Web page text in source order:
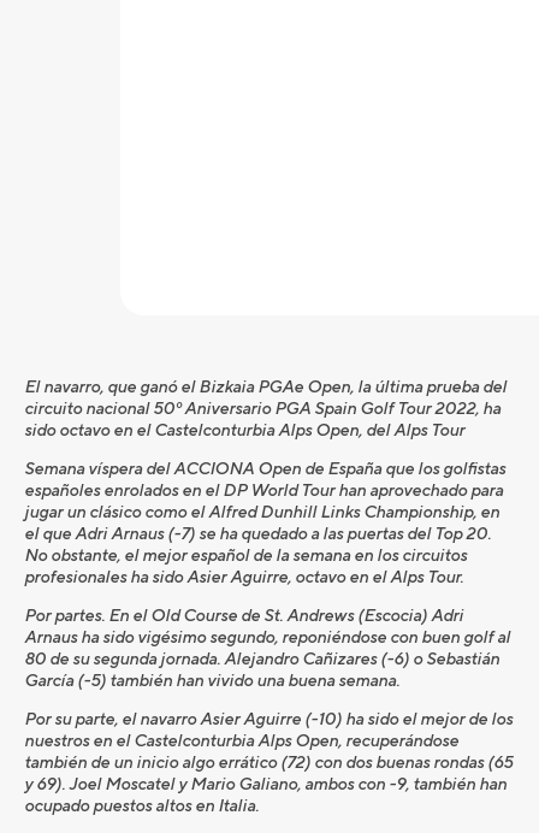
El navarro, que ganó el Bizkaia PGAe Open, la última prueba del
circuito nacional 50º Aniversario PGA Spain Golf Tour 2022, ha
sido octavo en el Castelconturbia Alps Open, del Alps Tour
Semana víspera del ACCIONA Open de España que los golfistas
españoles enrolados en el DP World Tour han aprovechado para
jugar un clásico como el Alfred Dunhill Links Championship, en
el que Adri Arnaus (-7) se ha quedado a las puertas del Top 20.
No obstante, el mejor español de la semana en los circuitos
profesionales ha sido Asier Aguirre, octavo en el Alps Tour.
Por partes. En el Old Course de St. Andrews (Escocia) Adri
Arnaus ha sido vigésimo segundo, reponiéndose con buen golf al
80 de su segunda jornada. Alejandro Cañizares (-6) o Sebastián
García (-5) también han vivido una buena semana.
Por su parte, el navarro Asier Aguirre (-10) ha sido el mejor de los
nuestros en el Castelconturbia Alps Open, recuperándose
también de un inicio algo errático (72) con dos buenas rondas (65
y 69). Joel Moscatel y Mario Galiano, ambos con -9, también han
ocupado puestos altos en Italia.